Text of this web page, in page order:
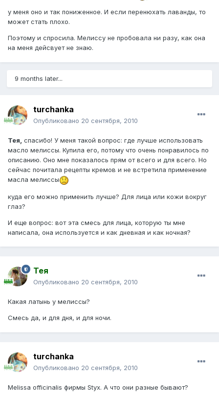
у меня оно и так пониженное. И если перенюхать лаванды, то
может стать плохо.
Поэтому и спросила. Мелиссу не пробовала ни разу, как она
на меня дейсвует не знаю.
9 months later...
turchanka
Опубликовано 20 сентября, 2010
Тея, спасибо! У меня такой вопрос: где лучше использовать
масло мелиссы. Купила его, потому что очень понравилось по
описанию. Оно мне показалось прям от всего и для всего. Но
сейчас почитала рецепты кремов и не встретила применение
масла мелиссы
куда его можно применить лучше? Для лица или кожи вокруг
глаз?
И еще вопрос: вот эта смесь для лица, которую ты мне
написала, она используется и как дневная и как ночная?
Тея
Опубликовано 20 сентября, 2010
Какая латынь у мелиссы?
Смесь да, и для дня, и для ночи.
turchanka
Опубликовано 20 сентября, 2010
Melissa officinalis фирмы Styx. А что они разные бывают?